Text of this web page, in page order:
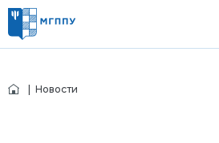
| Новости